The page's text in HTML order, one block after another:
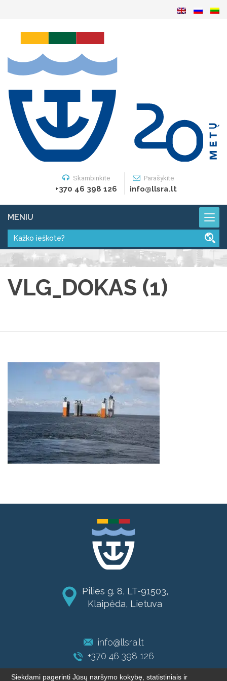
Skambinkite
+370 46 398 126
Parašykite
info@llsra.lt
MENIU
VLG_DOKAS (1)
Pilies g. 8, LT-91503,
Klaipėda, Lietuva
info@llsra.lt
+370 46 398 126
Siekdami pagerinti Jūsų naršymo kokybę, statistiniais ir